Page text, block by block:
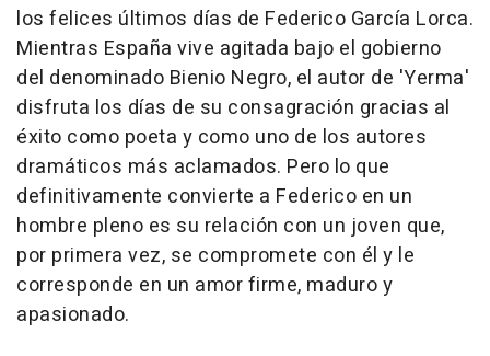
los felices últimos días de Federico García Lorca.
Mientras España vive agitada bajo el gobierno
del denominado Bienio Negro, el autor de 'Yerma'
disfruta los días de su consagración gracias al
éxito como poeta y como uno de los autores
dramáticos más aclamados. Pero lo que
definitivamente convierte a Federico en un
hombre pleno es su relación con un joven que,
por primera vez, se compromete con él y le
corresponde en un amor firme, maduro y
apasionado.